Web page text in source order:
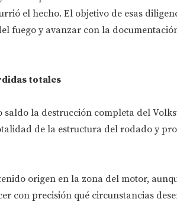
el hecho. El objetivo de esas
fuego y avanzar con la
totales
saldo la destrucción completa del
de la estructura del rodado y
origen en la zona del motor,
con precisión qué circunstancias